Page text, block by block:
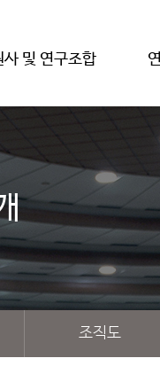
사 및 연구조합
조직도